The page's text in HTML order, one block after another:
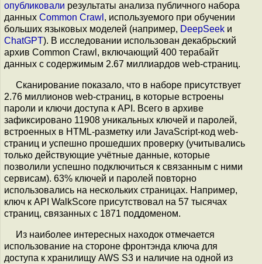
опубликовали результаты анализа публичного набора
данных Common Crawl , используемого при обучении
больших языковых моделей (например, DeepSeek и
ChatGPT). В исследовании использован декабрьский
архив Common Crawl, включающий 400 терабайт
данных с содержимым 2.67 миллиардов web-страниц.
Сканирование показало, что в наборе присутствует
2.76 миллионов web-страниц, в которые встроены
пароли и ключи доступа к API. Всего в архиве
зафиксировано 11908 уникальных ключей и паролей,
встроенных в HTML-разметку или JavaScript-код web-
страниц и успешно прошедших проверку (учитывались
только действующие учётные данные, которые
позволили успешно подключиться к связанным с ними
сервисам). 63% ключей и паролей повторно
использовались на нескольких страницах. Например,
ключ к API WalkScore присутствовал на 57 тысячах
страниц, связанных с 1871 поддоменом.
Из наиболее интересных находок отмечается
использование на стороне фронтэнда ключа для
доступа к хранилищу AWS S3 и наличие на одной из